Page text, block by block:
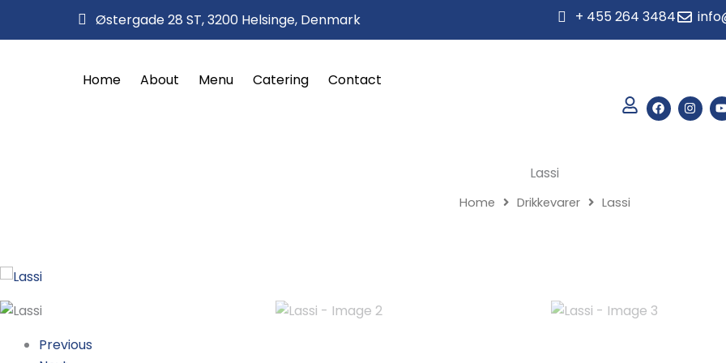
Østergade 28 ST, 3200 Helsinge, Denmark + 455 264 3484
Home About Menu Catering Contact
F
a
c
I
n
s
Lassi
Home Drikkevarer Lassi
Previous